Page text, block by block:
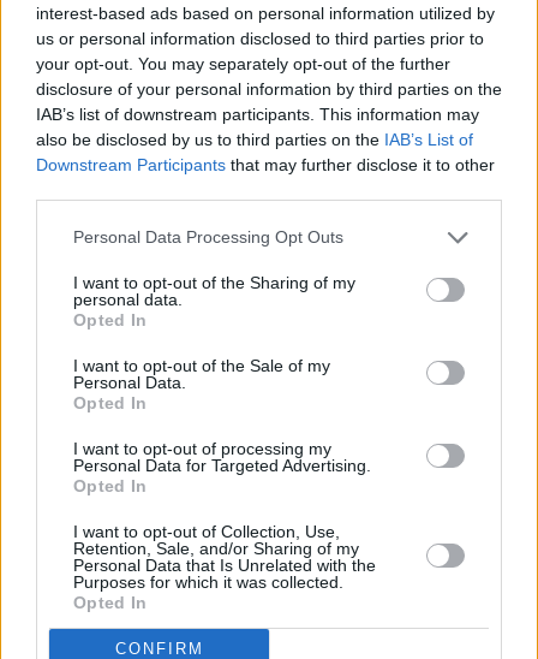
interest-based ads based on personal information utilized by
us or personal information disclosed to third parties prior to
your opt-out. You may separately opt-out of the further
disclosure of your personal information by third parties on the
IAB’s list of downstream participants. This information may
also be disclosed by us to third parties on the IAB’s List of
Downstream Participants that may further disclose it to other
Personal Data Processing Opt Outs
I want to opt-out of the Sharing of my
personal data.
Opted In
I want to opt-out of the Sale of my
Personal Data.
Opted In
I want to opt-out of processing my
Personal Data for Targeted Advertising.
Opted In
I want to opt-out of Collection, Use,
Retention, Sale, and/or Sharing of my
Personal Data that Is Unrelated with the
Purposes for which it was collected.
Opted In
CONFIRM
περιθωριοποιημένων ομάδων,
συμπεριλαμβανομένης της δικής του) ή το ότι δεν
υπάρχει αρκετή ΟΡΓΗ για να απομακρυνθεί και να
αποκλειστεί από όλα τα μέσα κοινωνικής
δικτύωσης σε αυτό το σημείο;